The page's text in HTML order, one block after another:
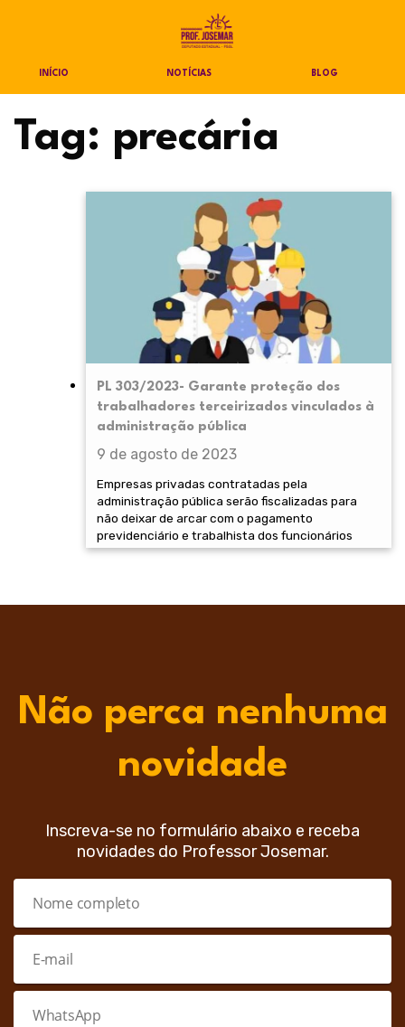
INÍCIO NOTÍCIAS BLOG
Tag: precária
PL 303/2023- Garante proteção dos
trabalhadores terceirizados vinculados à
administração pública
9 de agosto de 2023
Empresas privadas contratadas pela
administração pública serão fiscalizadas para
não deixar de arcar com o pagamento
previdenciário e trabalhista dos funcionários
Não perca nenhuma
novidade
Inscreva-se no formulário abaixo e receba
novidades do Professor Josemar.